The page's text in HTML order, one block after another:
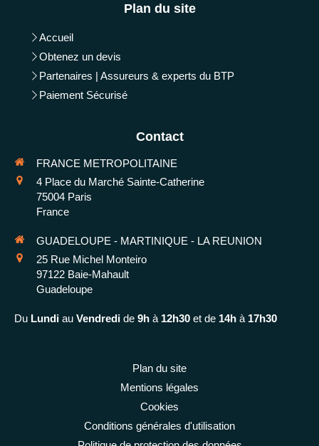
Plan du site
Accueil
Obtenez un devis
Partenaires | Assureurs & experts du BTP
Paiement Sécurisé
Contact
FRANCE METROPOLITAINE
4 Place du Marché Sainte-Catherine
75004 Paris
France
GUADELOUPE - MARTINIQUE - LA REUNION
25 Rue Michel Monteiro
97122 Baie-Mahault
Guadeloupe
Du Lundi au Vendredi de 9h à 12h30 et de 14h à 17h30
Plan du site
Mentions légales
Cookies
Conditions générales d'utilisation